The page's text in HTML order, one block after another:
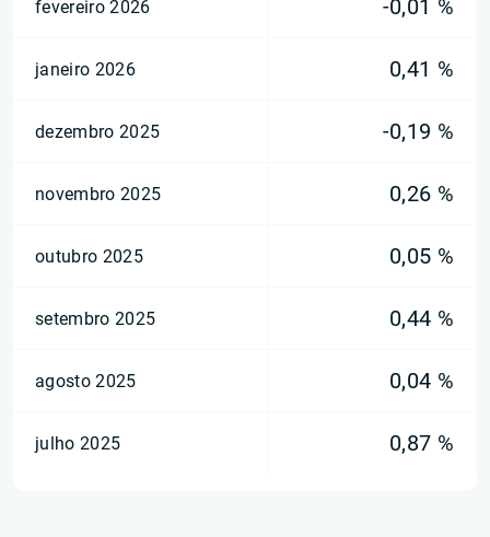
fevereiro 2026 -0,01 %
janeiro 2026 0,41 %
dezembro 2025 -0,19 %
novembro 2025 0,26 %
outubro 2025 0,05 %
setembro 2025 0,44 %
agosto 2025 0,04 %
julho 2025 0,87 %